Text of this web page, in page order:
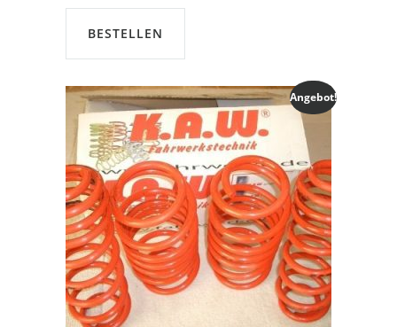
€239,00
BESTELLEN
Angebot!